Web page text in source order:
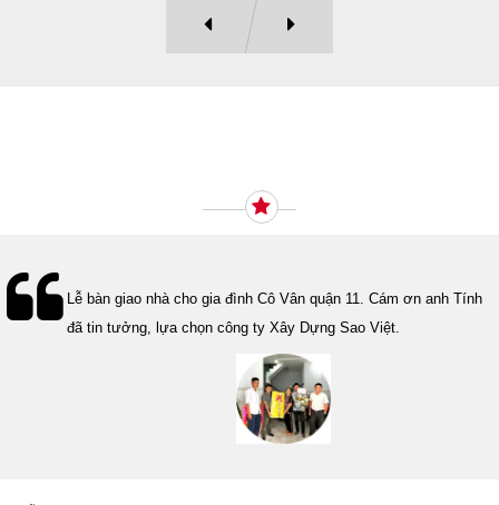
Lễ bàn giao nhà cho gia đình Cô Vân quận 11. Cám ơn anh Tính
đã tin tưởng, lựa chọn công ty Xây Dựng Sao Việt.